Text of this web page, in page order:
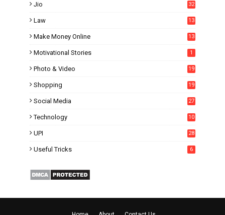
Jio 32
Law 13
Make Money Online 13
Motivational Stories 1
Photo & Video 19
Shopping 19
Social Media
27
Technology 10
UPI 28
Useful Tricks 6